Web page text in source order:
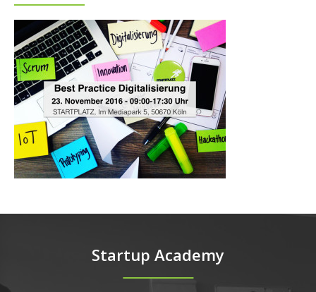
Startup Academy